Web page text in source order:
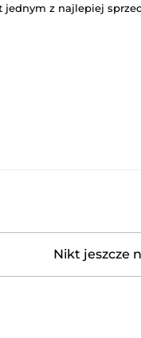
z najlepiej
Nikt jeszcze